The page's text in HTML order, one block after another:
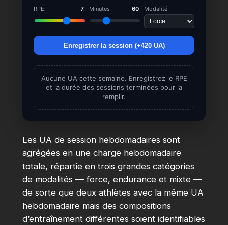
RPE 7 Minutes 60 Modalité
Enregistrer la session (+420UA)
Aucune UA cette semaine. Enregistrez le RPE
et la durée des sessions terminées pour la
remplir.
Les UA de session hebdomadaires sont
agrégées en une charge hebdomadaire
totale, répartie en trois grandes catégories
de modalités — force, endurance et mixte —
de sorte que deux athlètes avec la même UA
hebdomadaire mais des compositions
d’entraînement différentes soient identifiables